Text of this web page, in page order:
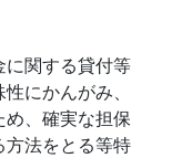
関する貸付等
にかんがみ、
、確実な担保
方法をとる等特